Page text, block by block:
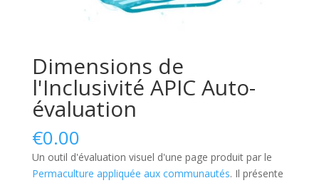
Dimensions de
l'Inclusivité APIC Auto-
évaluation
€0.00
Un outil d'évaluation visuel d'une page produit par le
Permaculture appliquée aux communautés. Il présente